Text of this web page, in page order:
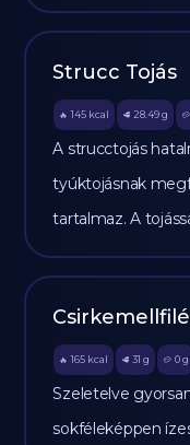
Strucc Tojás
🔥 145 kcal 🥩 28.49 g 🥔
A strucctojás
tyúktojásnak
tartalmaz. A
Csirkemellfilé
🔥 165 kcal 🥩 31 g 🥔 0g
Szeletelve
sokféleképpen